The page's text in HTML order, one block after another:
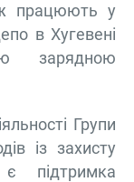
працюють у
в Хугевені
зарядною
Групи
із захисту
підтримка